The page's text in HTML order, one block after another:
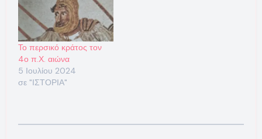
Το περσικό κράτος τον
4ο π.Χ. αιώνα
5 Ιουλίου 2024
σε "ΙΣΤΟΡΙΑ"